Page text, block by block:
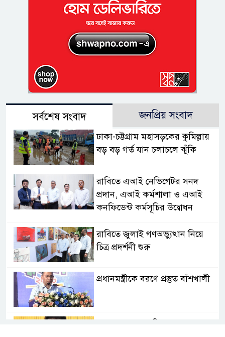
সর্বশেষ সংবাদ জনপ্রিয় সংবাদ
ঢাকা-চট্টগ্রাম মহাসড়কের কুমিল্লায়
বড় বড় গর্ত যান চলাচলে ঝুঁকি
রাবিতে এআই নেভিগেটর সনদ
প্রদান, এআই কর্মশালা ও এআই
কনফিডেন্ট কর্মসূচির উদ্বোধন
রাবিতে জুলাই গণঅভ্যুত্থান নিয়ে
চিত্র প্রদর্শনী শুরু
প্রধানমন্ত্রীকে বরণে প্রস্তুত বাঁশখালী